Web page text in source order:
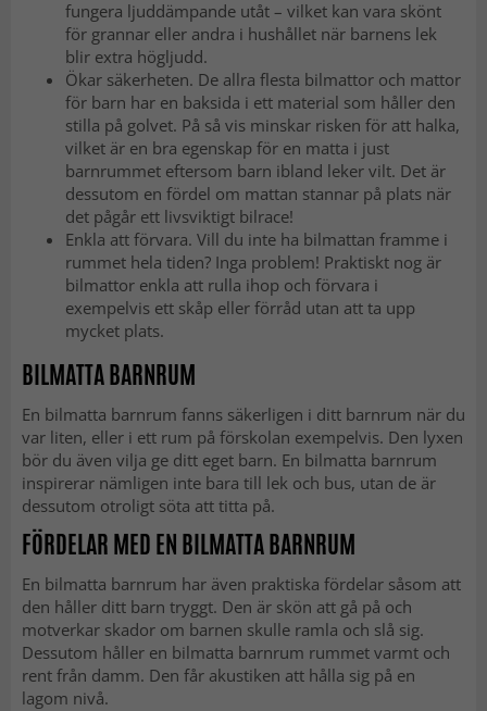
fungera ljuddämpande utåt – vilket kan vara skönt
för grannar eller andra i hushållet när barnens lek
blir extra högljudd.
Ökar säkerheten. De allra flesta bilmattor och mattor
för barn har en baksida i ett material som håller den
stilla på golvet. På så vis minskar risken för att halka,
vilket är en bra egenskap för en matta i just
barnrummet eftersom barn ibland leker vilt. Det är
dessutom en fördel om mattan stannar på plats när
det pågår ett livsviktigt bilrace!
Enkla att förvara. Vill du inte ha bilmattan framme i
rummet hela tiden? Inga problem! Praktiskt nog är
bilmattor enkla att rulla ihop och förvara i
exempelvis ett skåp eller förråd utan att ta upp
mycket plats.
BILMATTA BARNRUM
En bilmatta barnrum fanns säkerligen i ditt barnrum när du
var liten, eller i ett rum på förskolan exempelvis. Den lyxen
bör du även vilja ge ditt eget barn. En bilmatta barnrum
inspirerar nämligen inte bara till lek och bus, utan de är
dessutom otroligt söta att titta på.
FÖRDELAR MED EN BILMATTA BARNRUM
En bilmatta barnrum har även praktiska fördelar såsom att
den håller ditt barn tryggt. Den är skön att gå på och
motverkar skador om barnen skulle ramla och slå sig.
Dessutom håller en bilmatta barnrum rummet varmt och
rent från damm. Den får akustiken att hålla sig på en
lagom nivå.